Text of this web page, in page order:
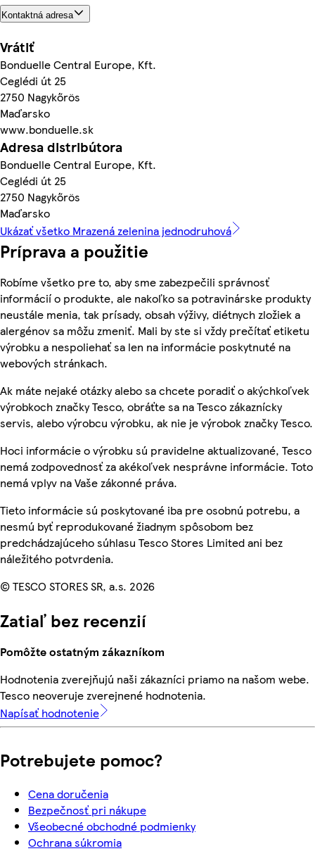
Kontaktná adresa
Vrátiť
Bonduelle Central Europe, Kft.
Ceglédi út 25
2750 Nagykőrös
Maďarsko
www.bonduelle.sk
Adresa distribútora
Bonduelle Central Europe, Kft.
Ceglédi út 25
2750 Nagykőrös
Maďarsko
Ukázať všetko Mrazená zelenina jednodruhová
Príprava a použitie
Robíme všetko pre to, aby sme zabezpečili správnosť
informácií o produkte, ale nakoľko sa potravinárske produkty
neustále menia, tak prísady, obsah výživy, diétnych zložiek a
alergénov sa môžu zmeniť. Mali by ste si vždy prečítať etiketu
výrobku a nespoliehať sa len na informácie poskytnuté na
webových stránkach.
Ak máte nejaké otázky alebo sa chcete poradiť o akýchkoľvek
výrobkoch značky Tesco, obráťte sa na Tesco zákaznícky
servis, alebo výrobcu výrobku, ak nie je výrobok značky Tesco.
Hoci informácie o výrobku sú pravidelne aktualizované, Tesco
nemá zodpovednosť za akékoľvek nesprávne informácie. Toto
nemá vplyv na Vaše zákonné práva.
Tieto informácie sú poskytované iba pre osobnú potrebu, a
nesmú byť reprodukované žiadnym spôsobom bez
predchádzajúceho súhlasu Tesco Stores Limited ani bez
náležitého potvrdenia.
© TESCO STORES SR, a.s. 2026
Zatiaľ bez recenzií
Pomôžte ostatným zákazníkom
Hodnotenia zverejňujú naši zákazníci priamo na našom webe.
Tesco neoveruje zverejnené hodnotenia.
Napísať hodnotenie
Potrebujete pomoc?
Cena doručenia
Bezpečnosť pri nákupe
Všeobecné obchodné podmienky
Ochrana súkromia